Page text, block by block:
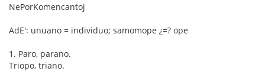
NePorKomencantoj
AdE': unuano = individuo; samomope ¿=? ope
1. Paro, parano.
Triopo, triano.